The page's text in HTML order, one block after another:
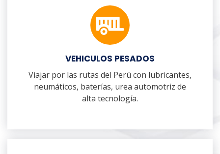
VEHICULOS PESADOS
Viajar por las rutas del Perú con lubricantes,
neumáticos, baterías, urea automotriz de
alta tecnología.